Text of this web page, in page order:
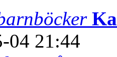
04 21:44